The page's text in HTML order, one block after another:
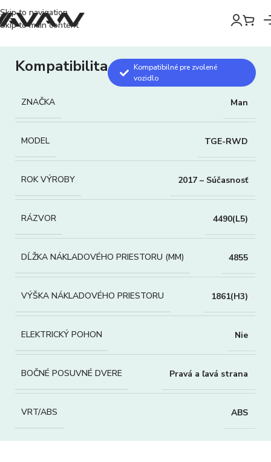
Skip to navigation
Skip to main content
Kompatibilita
Kompatibilné pre zvolené
vozidlo
ZNAČKA Man
MODEL TGE-RWD
ROK VÝROBY 2017 – Súčasnosť
RÁZVOR 4490(L5)
DĹŽKA NÁKLADOVÉHO PRIESTORU (MM) 4855
VÝŠKA NÁKLADOVÉHO PRIESTORU 1861(H3)
ELEKTRICKÝ POHON Nie
BOČNÉ POSUVNÉ DVERE Pravá a ľavá strana
VRT/ABS ABS